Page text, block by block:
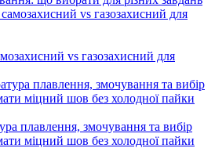
vs газозахисний для
плавлення, змочування та вибір
міцний шов без холодної пайки